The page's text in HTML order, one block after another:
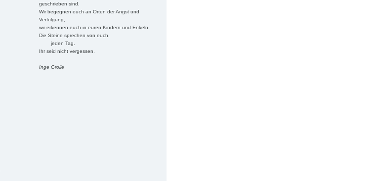
geschrieben sind.
Wir begegnen euch an Orten der Angst und
Verfolgung,
wir erkennen euch in euren Kindern und Enkeln.
Die Steine sprechen von euch,
jeden Tag.
Ihr seid nicht vergessen.
Inge Grolle